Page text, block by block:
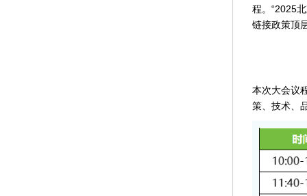
程。“2025
链接政策顶
本次大会议
策、技术、